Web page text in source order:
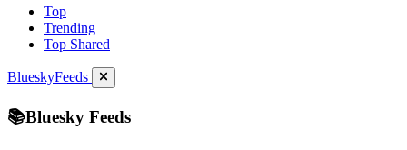
Top
Trending
Top Shared
BlueskyFeeds
📚Bluesky Feeds